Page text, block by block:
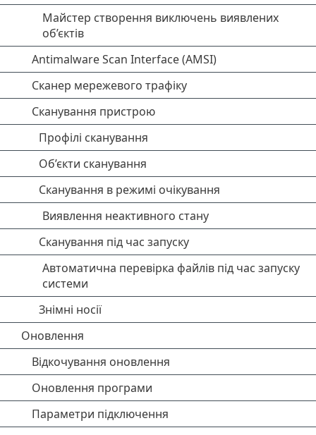
Майстер створення виключень виявлених
об’єктів
Antimalware Scan Interface (AMSI)
Сканер мережевого трафіку
Сканування пристрою
Профілі сканування
Об’єкти сканування
Сканування в режимі очікування
Виявлення неактивного стану
Сканування під час запуску
Автоматична перевірка файлів під час запуску
системи
Знімні носії
Оновлення
Відкочування оновлення
Оновлення програми
Параметри підключення